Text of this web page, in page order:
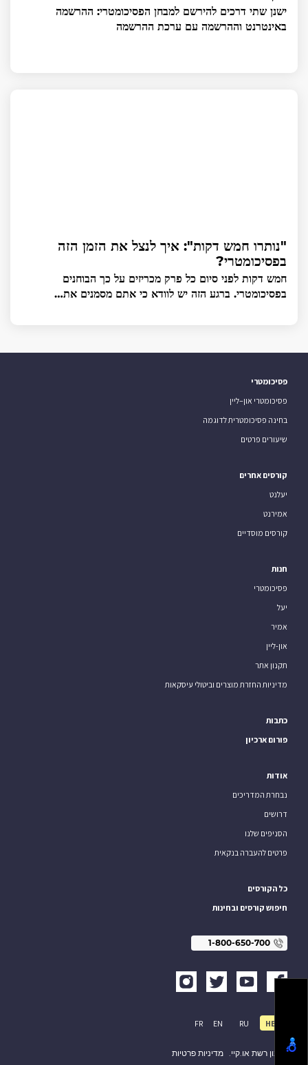
ישנן שתי דרכים להירשם למבחן הפסיכומטרי: ההרשמה
באינטרנט וההרשמה עם ערכת ההרשמה
"נותרו חמש דקות": איך לנצל את הזמן הזה
בפסיכומטרי?
חמש דקות לפני סיום כל פרק מכריזים על כך הבוחנים
בפסיכומטרי. ברגע הזה יש לוודא כי אתם מסמנים את…
פסיכומטרי
פסיכומטרי און–ליין
בחינה פסיכומטרית לדוגמה
שיעורים פרטים
קורסים אחרים
יעלנט
אמירנט
קורסים מוסדיים
חנות
פסיכומטרי
יעל
אמיר
און-ליין
תקנון אתר
מדיניות החזרת מוצרים וביטולי עיסקאות
כתבות
פורום ארכיון
אודות
נבחרת המדריכים
דרושים
הסניפים שלנו
פרטים להעברה בנקאית
כל הקורסים
חיפוש קורסים ובחינות
1-800-650-700
תקנון רשת או.קיי. מדיניות פרטיות
HE
RU
EN
FR